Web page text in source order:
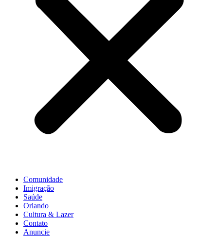
Comunidade
Imigração
Saúde
Orlando
Cultura & Lazer
Contato
Anuncie